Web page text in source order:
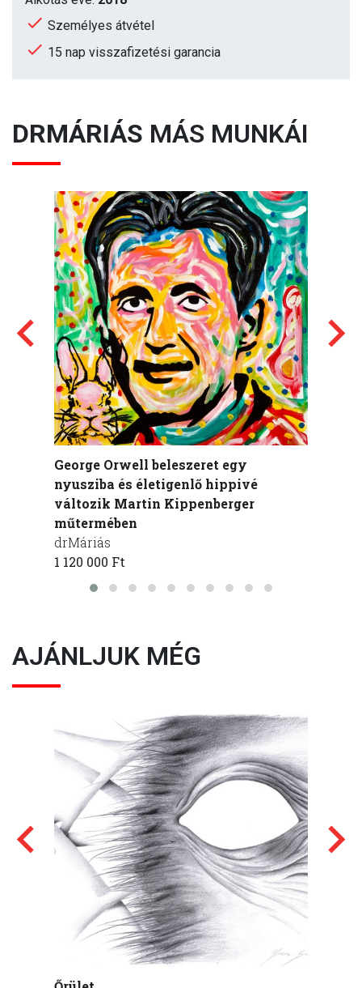
Személyes átvétel
15 nap visszafizetési garancia
DRMÁRIÁS MÁS MUNKÁI
George Orwell beleszeret egy
nyusziba és életigenlő hippivé
változik Martin Kippenberger
műtermében
drMáriás
1 120 000 Ft
AJÁNLJUK MÉG